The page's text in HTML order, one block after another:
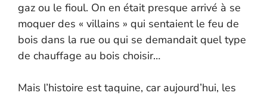
gaz ou le fioul. On en était presque arrivé à se
moquer des « villains » qui sentaient le feu de
bois dans la rue ou qui se demandait quel type
de chauffage au bois choisir…
Mais l’histoire est taquine, car aujourd’hui, les